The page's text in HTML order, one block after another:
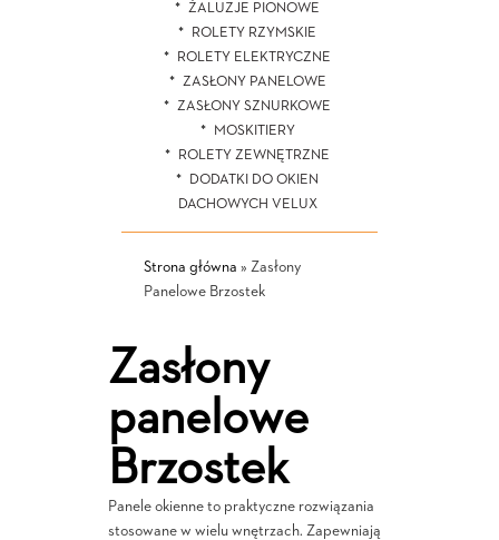
ŻALUZJE PIONOWE
ROLETY RZYMSKIE
ROLETY ELEKTRYCZNE
ZASŁONY PANELOWE
ZASŁONY SZNURKOWE
MOSKITIERY
ROLETY ZEWNĘTRZNE
DODATKI DO OKIEN
DACHOWYCH VELUX
Strona główna » Zasłony
Panelowe Brzostek
Zasłony
panelowe
Brzostek
Panele okienne to praktyczne rozwiązania
stosowane w wielu wnętrzach. Zapewniają